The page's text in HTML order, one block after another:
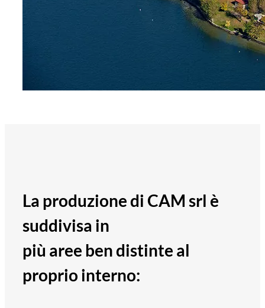
La produzione di CAM srl è
suddivisa in
più aree ben distinte al
proprio interno: